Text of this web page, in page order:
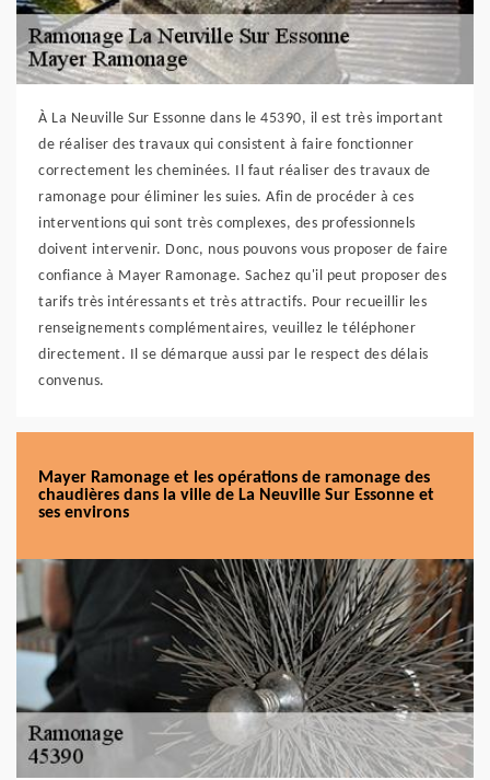
À La Neuville Sur Essonne dans le 45390, il est très important
de réaliser des travaux qui consistent à faire fonctionner
correctement les cheminées. Il faut réaliser des travaux de
ramonage pour éliminer les suies. Afin de procéder à ces
interventions qui sont très complexes, des professionnels
doivent intervenir. Donc, nous pouvons vous proposer de faire
confiance à Mayer Ramonage. Sachez qu'il peut proposer des
tarifs très intéressants et très attractifs. Pour recueillir les
renseignements complémentaires, veuillez le téléphoner
directement. Il se démarque aussi par le respect des délais
convenus.
Mayer Ramonage et les opérations de ramonage des
chaudières dans la ville de La Neuville Sur Essonne et
ses environs